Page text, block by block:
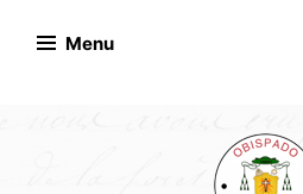
Menu